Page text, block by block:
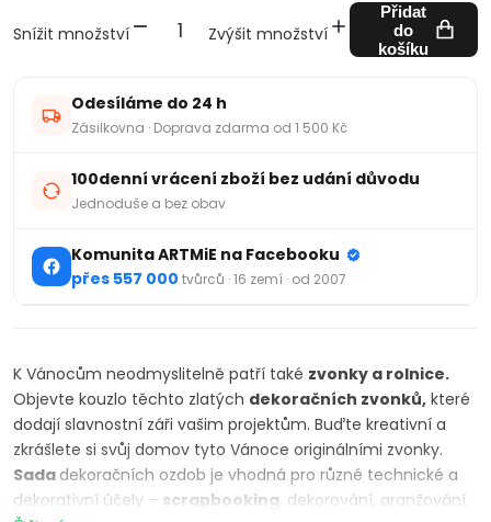
Snížit množství Zvýšit množství
Přidat
do
košíku
Odesíláme do 24 h
Zásilkovna · Doprava zdarma od 1 500 Kč
100denní vrácení zboží bez udání důvodu
Jednoduše a bez obav
Komunita ARTMiE na Facebooku
přes 557 000 tvůrců · 16 zemí · od 2007
K Vánocům neodmyslitelně patří také zvonky a rolnice.
Objevte kouzlo těchto zlatých dekoračních zvonků, které
dodají slavnostní záři vašim projektům. Buďte kreativní a
zkrášlete si svůj domov tyto Vánoce originálními zvonky.
Sada dekoračních ozdob je vhodná pro různé technické a
dekorativní účely – scrapbooking , dekorování, aranžování,